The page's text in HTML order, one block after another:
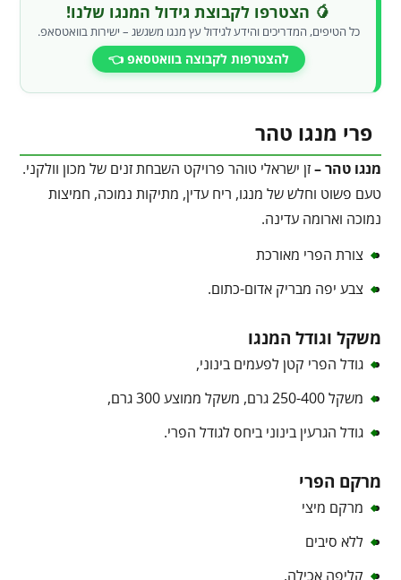
🥭 הצטרפו לקבוצת גידול המנגו שלנו!
כל הטיפים, המדריכים והידע לגידול עץ מנגו משגשג – ישירות בוואטסאפ.
להצטרפות לקבוצה בוואטסאפ 👈
פרי מנגו טהר
מנגו טהר –זן ישראלי טוהר פרויקט השבחת זנים של מכון וולקני.
טעם פשוט וחלש של מנגו, ריח עדין, מתיקות נמוכה, חמיצות
נמוכה וארומה עדינה.
צורת הפרי מאורכת
צבע יפה מבריק אדום-כתום.
משקל וגודל המנגו
גודל הפרי קטן לפעמים בינוני,
משקל 250-400 גרם, משקל ממוצע 300 גרם,
גודל הגרעין בינוני ביחס לגודל הפרי.
מרקם הפרי
מרקם מיצי
ללא סיבים
קליפה אכילה.